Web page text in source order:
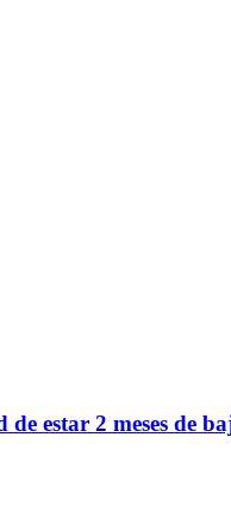
estar 2 meses de